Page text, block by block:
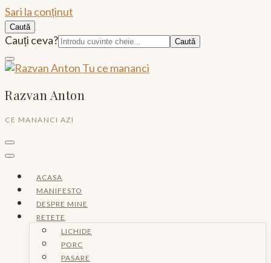
Sari la conținut
Caută
Caută:
Cauți ceva?
Razvan Anton
CE MANANCI AZI
ACASA
MANIFESTO
DESPRE MINE
RETETE
LICHIDE
PORC
PASARE